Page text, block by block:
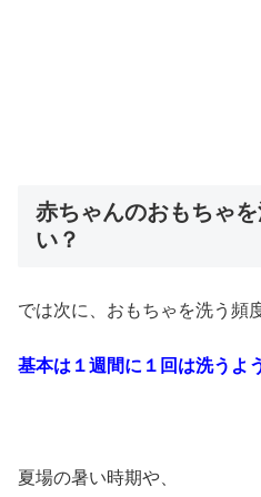
赤ちゃんのおもちゃ
い？
では次に、おもちゃを洗う頻
基本は１週間に１回は洗うよ
夏場の暑い時期や、